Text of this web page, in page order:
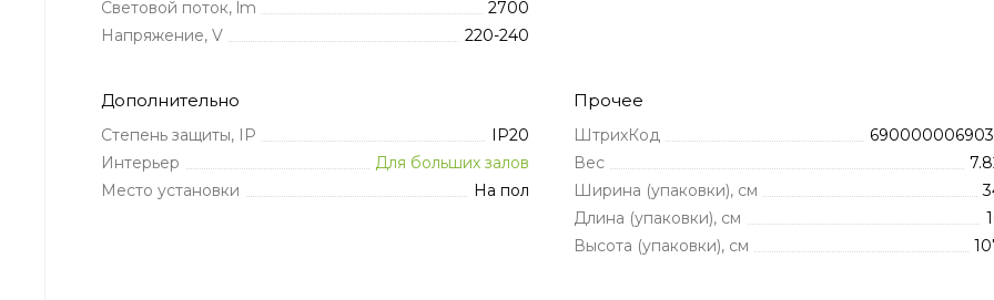
Световой поток, lm
2700
Напряжение, V
220-240
Дополнительно
Степень защиты, IP
IP20
Интерьер
Для больших залов
Место установки
На пол
Прочее
ШтрихКод
Вес
Ширина (упаковки), см
Длина (упаковки), см
Высота (упаковки), см